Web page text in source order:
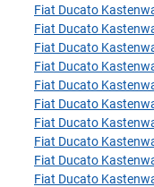
Fiat Ducato
Fiat Ducato
Fiat Ducato
Fiat Ducato
Fiat Ducato
Fiat Ducato
Fiat Ducato
Fiat Ducato
Fiat Ducato
Fiat Ducato